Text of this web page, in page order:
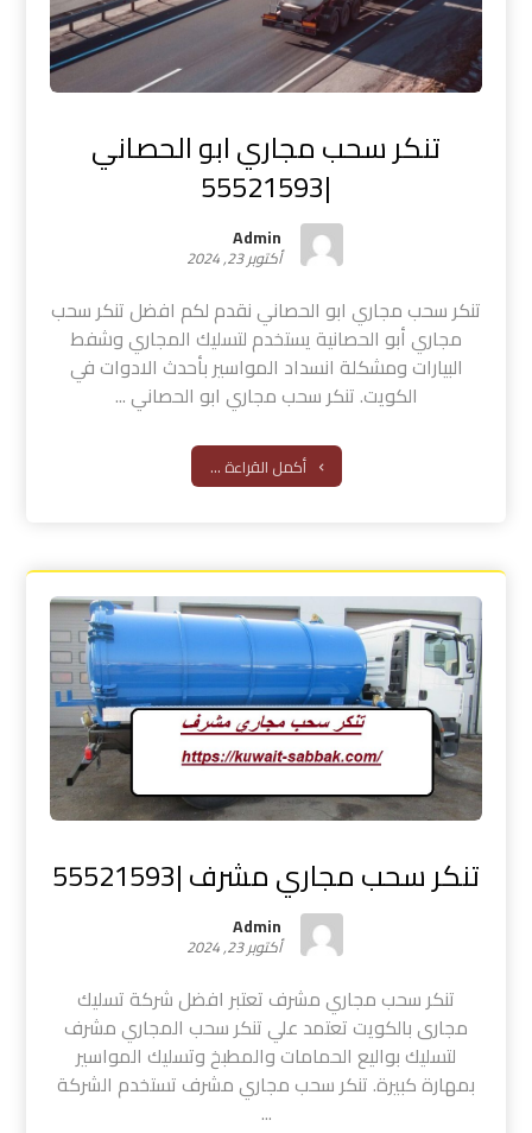
تنكر سحب مجاري ابو الحصاني
|55521593
Admin
أكتوبر 23, 2024
تنكر سحب مجاري ابو الحصاني نقدم لكم افضل تنكر سحب
مجاري أبو الحصانية يستخدم لتسليك المجاري وشفط
البيارات ومشكلة انسداد المواسير بأحدث الادوات في
الكويت. تنكر سحب مجاري ابو الحصاني ...
أكمل القراءة ...
تنكر سحب مجاري مشرف |55521593
Admin
أكتوبر 23, 2024
تنكر سحب مجاري مشرف تعتبر افضل شركة تسليك
مجارى بالكويت تعتمد علي تنكر سحب المجاري مشرف
لتسليك بواليع الحمامات والمطبخ وتسليك المواسير
بمهارة كبيرة. تنكر سحب مجاري مشرف تستخدم الشركة
...